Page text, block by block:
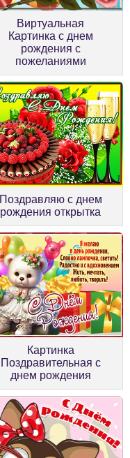
Виртуальная
Картинка с днем
рождения с
пожеланиями
Поздравляю с днем
рождения открытка
Картинка
Поздравительная с
днем рождения